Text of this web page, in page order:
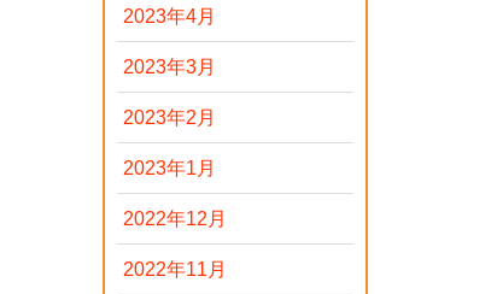
2023年4月
2023年3月
2023年2月
2023年1月
2022年12月
2022年11月